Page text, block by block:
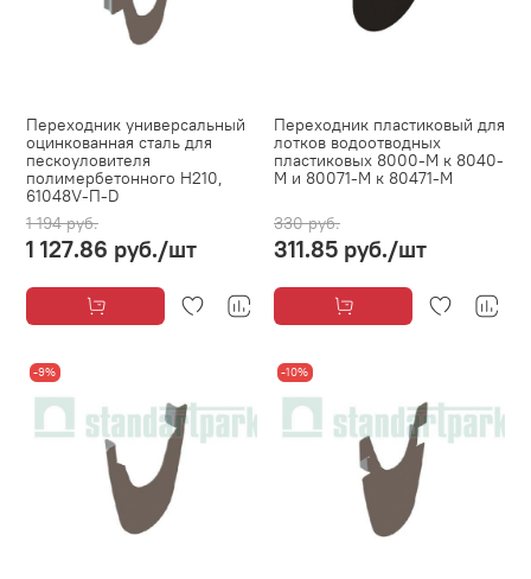
Переходник универсальный
оцинкованная сталь для
пескоуловителя
полимербетонного H210,
61048V-П-D
1 194 руб.
1 127.86 руб./шт
Переходник пластиковый для
лотков водоотводных
пластиковых 8000-М к 8040-
М и 80071-М к 80471-М
330 руб.
311.85 руб./шт
-9% -10%